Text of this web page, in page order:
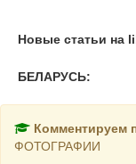
Новые статьи на
БЕЛАРУСЬ:
Комментируем
ФОТОГРАФИИ